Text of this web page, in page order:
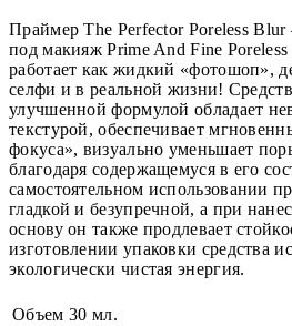
Праймер The Perfector Poreless
под макияж Prime And Fine
работает как жидкий «фотошоп»,
селфи и в реальной жизни!
улучшенной формулой обладает
текстурой, обеспечивает
фокуса», визуально уменьшает
благодаря содержащемуся в его
самостоятельном использовании
гладкой и безупречной, а при
основу он также продлевает
изготовлении упаковки средства
экологически чистая энергия.
Объем 30 мл.